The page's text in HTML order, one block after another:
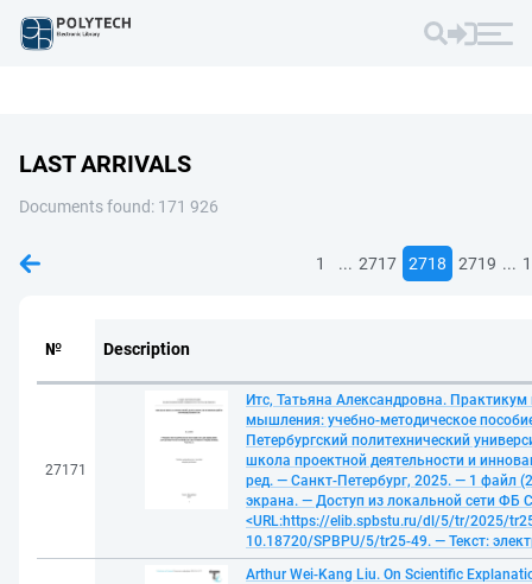
LAST ARRIVALS
Documents found: 171 926
1 ... 2717 2718 2719 ...
№ Description
27171
Итс, Татьяна Александровна.
мышления: учебно-методическое
Петербургский политехнический
школа проектной деятельности и
ред. — Санкт-Петербург, 2025. — 1 файл
экрана. — Доступ из локальной сети ФБ
<URL:https://elib.spbstu.ru/dl/5/tr/2025/
10.18720/SPBPU/5/tr25-49. — Текст:
Arthur Wei-Kang Liu. On Scientific